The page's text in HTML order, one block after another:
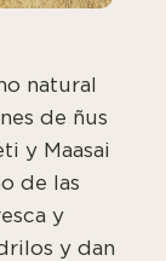
natural
de ñus
y Maasai
de las
y
y dan